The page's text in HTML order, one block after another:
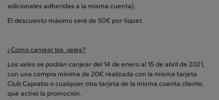
adicionales adheridas a la misma cuenta).
El descuento máximo será de 50€ por tiquet.
¿Como canjear los vales?
Los vales se podrán canjear del 14 de enero al 15 de abril de 2021,
con una compra mínima de 20€ realizada con la misma tarjeta
Club Caprabo o cualquier otra tarjeta de la misma cuenta cliente,
que activó la promoción.